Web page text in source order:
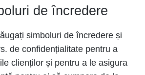
de încredere
simboluri de încredere și
de confidențialitate pentru a
clienților și pentru a le asigura